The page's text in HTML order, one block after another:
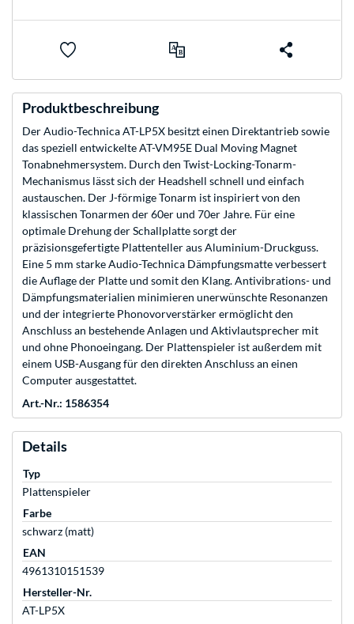
Produktbeschreibung
Der Audio-Technica AT-LP5X besitzt einen Direktantrieb sowie
das speziell entwickelte AT-VM95E Dual Moving Magnet
Tonabnehmersystem. Durch den Twist-Locking-Tonarm-
Mechanismus lässt sich der Headshell schnell und einfach
austauschen. Der J-förmige Tonarm ist inspiriert von den
klassischen Tonarmen der 60er und 70er Jahre. Für eine
optimale Drehung der Schallplatte sorgt der
präzisionsgefertigte Plattenteller aus Aluminium-Druckguss.
Eine 5 mm starke Audio-Technica Dämpfungsmatte verbessert
die Auflage der Platte und somit den Klang. Antivibrations- und
Dämpfungsmaterialien minimieren unerwünschte Resonanzen
und der integrierte Phonovorverstärker ermöglicht den
Anschluss an bestehende Anlagen und Aktivlautsprecher mit
und ohne Phonoeingang. Der Plattenspieler ist außerdem mit
einem USB-Ausgang für den direkten Anschluss an einen
Computer ausgestattet.
Art.-Nr.: 1586354
Details
Typ
Plattenspieler
Farbe
schwarz (matt)
EAN
4961310151539
Hersteller-Nr.
AT-LP5X